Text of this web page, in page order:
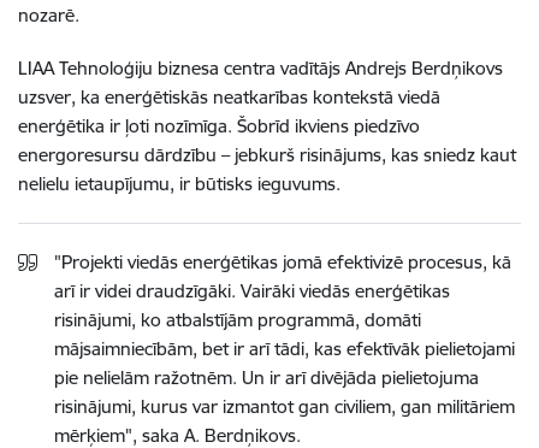
nozarē.
LIAA Tehnoloģiju biznesa centra vadītājs Andrejs Berdņikovs
uzsver, ka enerģētiskās neatkarības kontekstā viedā
enerģētika ir ļoti nozīmīga. Šobrīd ikviens piedzīvo
energoresursu dārdzību – jebkurš risinājums, kas sniedz kaut
nelielu ietaupījumu, ir būtisks ieguvums.
"Projekti viedās enerģētikas jomā efektivizē procesus, kā
arī ir videi draudzīgāki. Vairāki viedās enerģētikas
risinājumi, ko atbalstījām programmā, domāti
mājsaimniecībām, bet ir arī tādi, kas efektīvāk pielietojami
pie nelielām ražotnēm. Un ir arī divējāda pielietojuma
risinājumi, kurus var izmantot gan civiliem, gan militāriem
mērķiem", saka A. Berdņikovs.